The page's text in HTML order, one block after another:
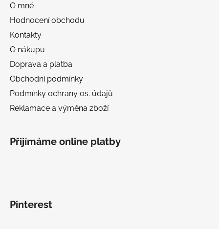
O mně
Hodnocení obchodu
Kontakty
O nákupu
Doprava a platba
Obchodní podmínky
Podmínky ochrany os. údajů
Reklamace a výměna zboží
Přijímáme online platby
Pinterest